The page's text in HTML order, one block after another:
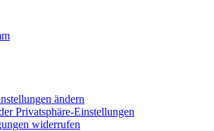
ändern
Privatsphäre-Einstellungen
widerrufen